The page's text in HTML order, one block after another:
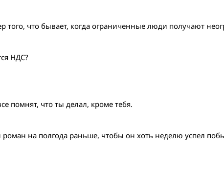
того, что бывает, когда ограниченные люди получают
НДС?
помнят, что ты делал, кроме тебя.
на полгода раньше, чтобы он хоть неделю успел